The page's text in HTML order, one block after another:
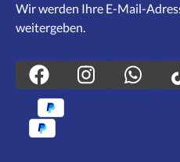
Wir werden Ihre E-Mail-
weitergeben.